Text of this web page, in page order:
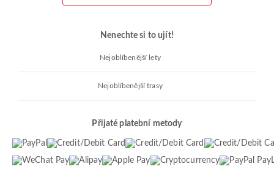
Nenechte si to ujít!
Nejoblíbenější lety
Nejoblíbenější trasy
Přijaté platební metody